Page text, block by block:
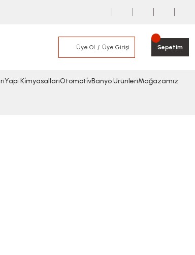
Üye Ol Üye Girişi Sepetim
Yapı Ki̇myasallarıOtomoti̇vBanyo ÜrünleriMağazamız